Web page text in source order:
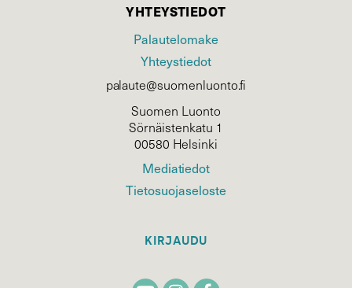
YHTEYSTIEDOT
Palautelomake
Yhteystiedot
palaute@suomenluonto.fi
Suomen Luonto
Sörnäistenkatu 1
00580 Helsinki
Mediatiedot
Tietosuojaseloste
KIRJAUDU